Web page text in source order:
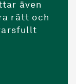
även
rätt och